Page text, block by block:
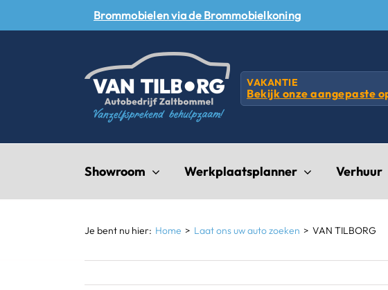
Brommobielen via de Brommobielkoning
VAKANTIE
Bekijk onze aangepaste
Showroom Werkplaatsplanner Verhuur
Je bent nu hier: Home Laat ons uw auto zoeken VAN TILBORG